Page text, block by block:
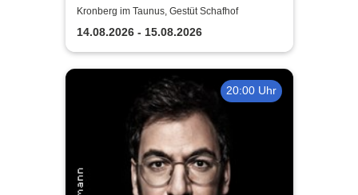
Kronberg im Taunus, Gestüt Schafhof
14.08.2026 - 15.08.2026
20:00 Uhr